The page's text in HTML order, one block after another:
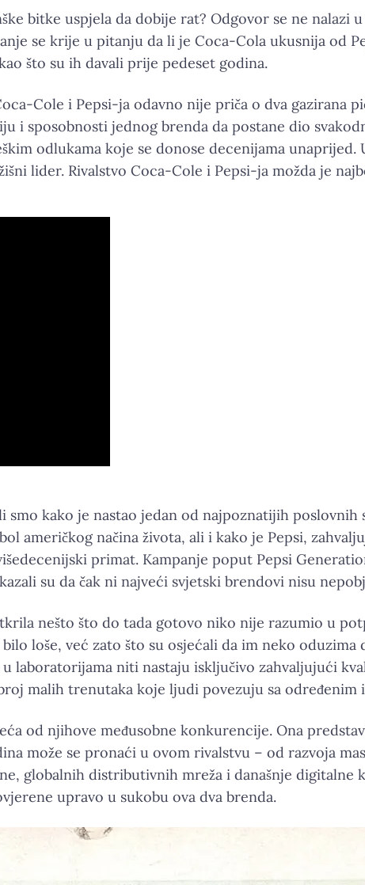
bitke uspjela da dobije rat? Odgovor se ne nalazi
se krije u pitanju da li je Coca-Cola ukusnija od
što su ih davali prije pedeset godina.
Cole i Pepsi-ja odavno nije priča o dva gazirana
i sposobnosti jednog brenda da postane dio
odlukama koje se donose decenijama
lider. Rivalstvo Coca-Cole i Pepsi-ja možda je
kako je nastao jedan od najpoznatijih
američkog načina života, ali i kako je Pepsi,
primat. Kampanje poput Pepsi
su da čak ni najveći svjetski brendovi nisu
nešto što do tada gotovo niko nije razumio u
loše, već zato što su osjećali da im neko
laboratorijama niti nastaju isključivo zahvaljujući
malih trenutaka koje ljudi povezuju sa određenim
od njihove međusobne konkurencije. Ona
može se pronaći u ovom rivalstvu – od razvoja
globalnih distributivnih mreža i današnje digitalne
upravo u sukobu ova dva brenda.